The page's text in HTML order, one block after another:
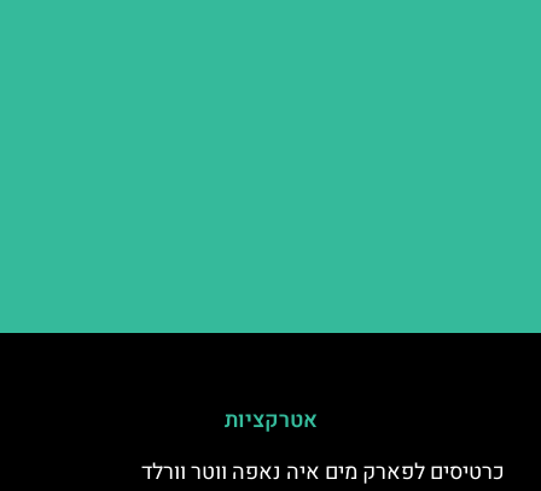
אטרקציות
כרטיסים לפארק מים איה נאפה ווטר וורלד